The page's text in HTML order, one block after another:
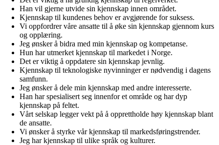
Han vil gjerne utvide sin kjennskap innen området.
Kjennskap til kundenes behov er avgjørende for suksess.
Vi oppfordrer våre ansatte til å øke sin kjennskap gjennom kurs
og opplæring.
Jeg ønsker å bidra med min kjennskap og kompetanse.
Hun har utmerket kjennskap til markedet i Norge.
Det er viktig å oppdatere sin kjennskap jevnlig.
Kjennskap til teknologiske nyvinninger er nødvendig i dagens
samfunn.
Jeg ønsker å dele min kjennskap med andre interesserte.
Han har spesialisert seg innenfor et område og har dyp
kjennskap på feltet.
Vårt selskap legger vekt på å opprettholde høy kjennskap blant
de ansatte.
Vi ønsker å styrke vår kjennskap til markedsføringstrender.
Jeg har kjennskap til ulike språk og kulturer.